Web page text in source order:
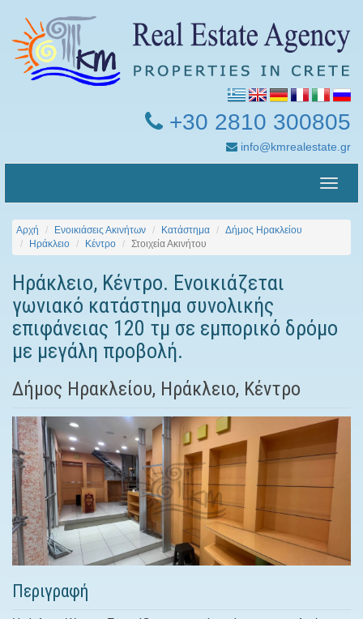
+30 2810 300805
info@kmrealestate.gr
Toggle
Αρχή Ενοικιάσεις Ακινήτων Κατάστημα
Δήμος Ηρακλείου
Ηράκλειο
Κέντρο Στοιχεία Ακινήτου
Ηράκλειο, Κέντρο. Ενοικιάζεται
γωνιακό κατάστημα συνολικής
επιφάνειας 120 τμ σε εμπορικό δρόμο
με μεγάλη προβολή.
Δήμος Ηρακλείου, Ηράκλειο, Κέντρο
Περιγραφή